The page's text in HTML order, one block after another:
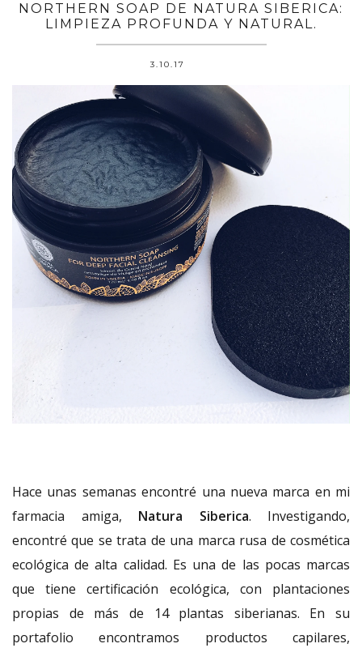
NORTHERN SOAP DE NATURA SIBERICA:
LIMPIEZA PROFUNDA Y NATURAL.
3.10.17
Hace unas semanas encontré una nueva marca en mi
farmacia amiga, Natura Siberica. Investigando,
encontré que se trata de una marca rusa de cosmética
ecológica de alta calidad. Es una de las pocas marcas
que tiene certificación ecológica, con plantaciones
propias de más de 14 plantas siberianas. En su
portafolio encontramos productos capilares,